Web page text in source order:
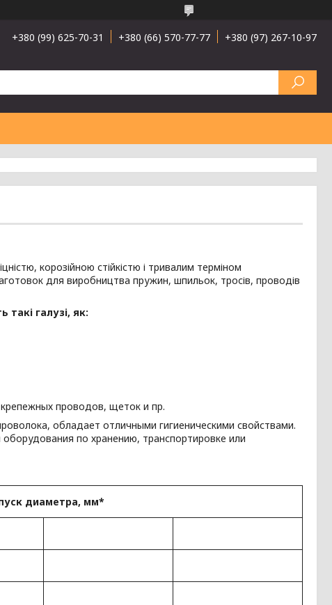
+380 (99) 625-70-31 +380 (66) 570-77-77 +380 (97) 267-10-97
корозійною стійкістю і тривалим терміном
для виробництва пружин, шпильок, тросів, проводів
галузі, як:
проводов, щеток и пр.
обладает отличными гигиеническими свойствами.
по хранению, транспортировке или
диаметра, мм*